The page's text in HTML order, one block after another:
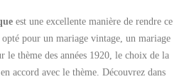
est une excellente manière de rendre ce
pour un mariage vintage, un mariage
le thème des années 1920, le choix de la
accord avec le thème. Découvrez dans